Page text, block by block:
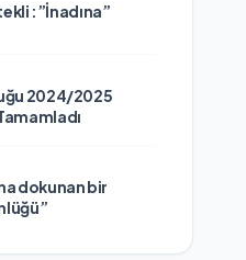
:”İnadına”
2024/2025
dokunan bir